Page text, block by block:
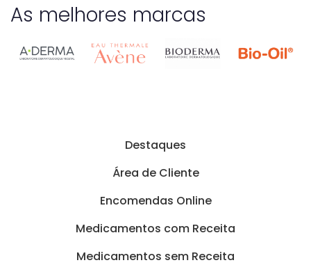
As melhores marcas
Destaques
Área de Cliente
Encomendas Online
Medicamentos com Receita
Medicamentos sem Receita